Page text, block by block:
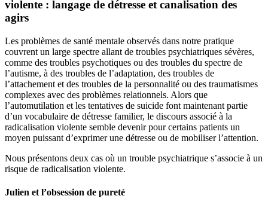
violente : langage de détresse et canalisation des
agirs
Les problèmes de santé mentale observés dans notre pratique
couvrent un large spectre allant de troubles psychiatriques sévères,
comme des troubles psychotiques ou des troubles du spectre de
l’autisme, à des troubles de l’adaptation, des troubles de
l’attachement et des troubles de la personnalité ou des traumatismes
complexes avec des problèmes relationnels. Alors que
l’automutilation et les tentatives de suicide font maintenant partie
d’un vocabulaire de détresse familier, le discours associé à la
radicalisation violente semble devenir pour certains patients un
moyen puissant d’exprimer une détresse ou de mobiliser l’attention.
Nous présentons deux cas où un trouble psychiatrique s’associe à un
risque de radicalisation violente.
Julien et l’obsession de pureté